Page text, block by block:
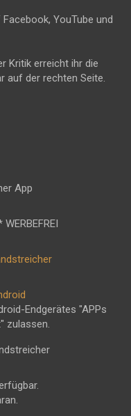
YouTube und
Kritik erreicht ihr die
auf der rechten Seite.
Endgerätes "APPs
zulassen.